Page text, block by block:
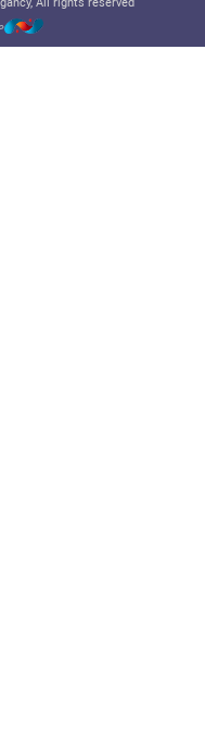
All rights reserved